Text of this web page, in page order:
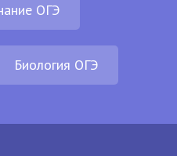
ОГЭ
Биология ОГЭ